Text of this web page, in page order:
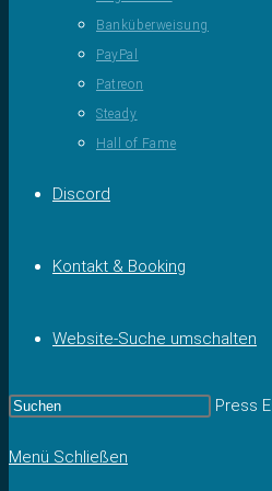
Banküberweisung
PayPal
Patreon
Steady
Hall of Fame
Discord
Kontakt & Booking
Website-Suche umschalten
Press
Menü Schließen